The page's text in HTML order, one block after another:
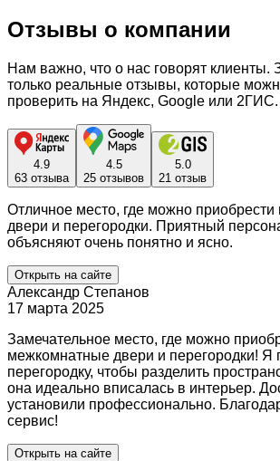
Отзывы о компании
Нам важно, что о нас говорят клиенты.
только реальные отзывы, которые
проверить на Яндекс, Google или 2ГИС.
4.9
63 отзыва
4.5
25 отзывов
5.0
21 отзыв
Отличное место, где можно
двери и перегородки. Приятный
объясняют очень понятно и ясно.
Открыть на сайте
Александр Степанов
17 марта 2025
Замечательное место, где можно
межкомнатные двери и перегородки! Я
перегородку, чтобы разделить
она идеально вписалась в интерьер.
установили профессионально.
сервис!
Открыть на сайте